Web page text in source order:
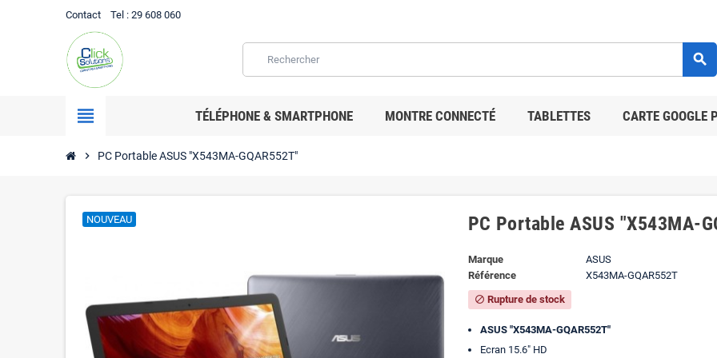
Contact Tel : 29 608 060
search
view_headline TÉLÉPHONE & SMARTPHONE MONTRE CONNECTÉ TABLETTES CARTE GOOGLE
chevron_right PC Portable ASUS "X543MA-GQAR552T"
NOUVEAU PC Portable ASUS "X543MA-
Marque
ASUS
Référence
X543MA-GQAR552T
block Rupture de stock
ASUS "X543MA-GQAR552T"
Ecran 15.6" HD